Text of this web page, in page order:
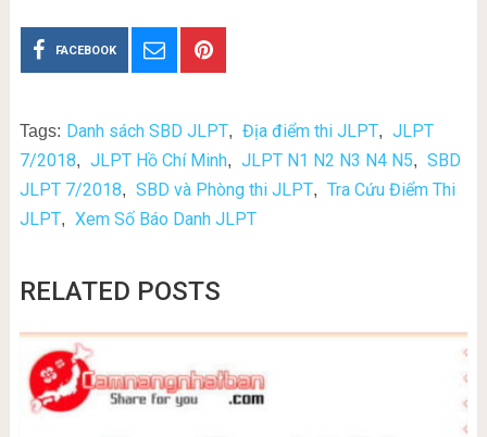
FACEBOOK
Tags: Danh sách SBD JLPT, Địa điểm thi JLPT, JLPT
7/2018, JLPT Hồ Chí Minh, JLPT N1 N2 N3 N4 N5, SBD
JLPT 7/2018, SBD và Phòng thi JLPT, Tra Cứu Điểm Thi
JLPT, Xem Số Báo Danh JLPT
RELATED POSTS